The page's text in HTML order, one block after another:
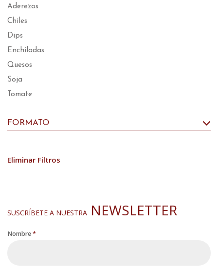
Aderezos
Chiles
Dips
Enchiladas
Quesos
Soja
Tomate
FORMATO
Eliminar Filtros
SUSCRÍBETE A NUESTRA NEWSLETTER
Nombre*